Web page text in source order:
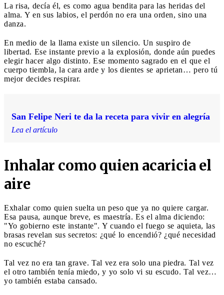
La risa, decía él, es como agua bendita para las heridas del
alma. Y en sus labios, el perdón no era una orden, sino una
danza.
En medio de la llama existe un silencio. Un suspiro de
libertad. Ese instante previo a la explosión, donde aún puedes
elegir hacer algo distinto. Ese momento sagrado en el que el
cuerpo tiembla, la cara arde y los dientes se aprietan… pero tú
mejor decides respirar.
San Felipe Neri te da la receta para vivir en alegría
Lea el artículo
Inhalar como quien acaricia el
aire
Exhalar como quien suelta un peso que ya no quiere cargar.
Esa pausa, aunque breve, es maestría. Es el alma diciendo:
"Yo gobierno este instante". Y cuando el fuego se aquieta, las
brasas revelan sus secretos: ¿qué lo encendió? ¿qué necesidad
no escuché?
Tal vez no era tan grave. Tal vez era solo una piedra. Tal vez
el otro también tenía miedo, y yo solo vi su escudo. Tal vez…
yo también estaba cansado.